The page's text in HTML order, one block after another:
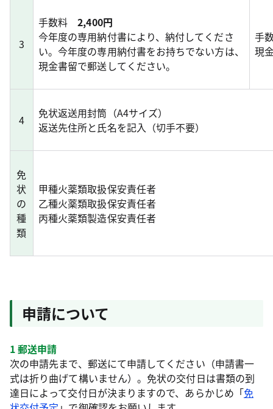
3
手数料2,400円
今年度の専用納付書により、納付してくださ
い。今年度の専用納付書をお持ちでない方は、
現金書留で郵送してください。
手
現
4
免状返送用封筒（A4サイズ）
返送先住所と氏名を記入（切手不要）
免
状
の
種
類
甲種火薬類取扱保安責任者
乙種火薬類取扱保安責任者
丙種火薬類製造保安責任者
申請について
1 郵送申請
次の申請先まで、郵送にて申請してください（申請書一
式は折り曲げて構いません）。免状の交付日は書類の到
達日によって交付日が決まりますので、あらかじめ「免